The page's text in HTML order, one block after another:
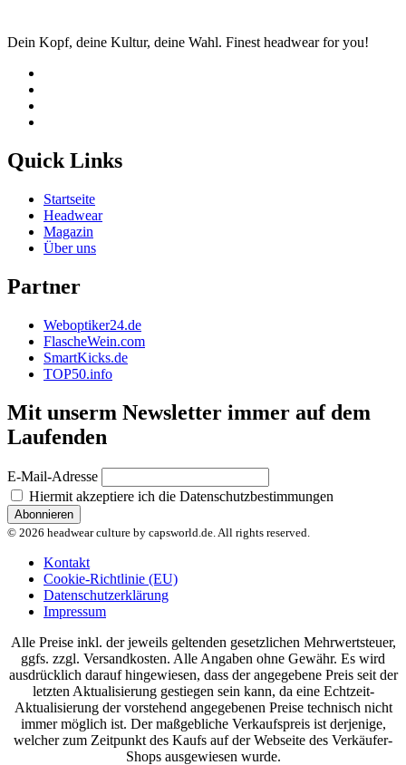
Dein Kopf, deine Kultur, deine Wahl. Finest headwear for you!
Quick Links
Startseite
Headwear
Magazin
Über uns
Partner
Weboptiker24.de
FlascheWein.com
SmartKicks.de
TOP50.info
Mit unserm Newsletter immer auf dem
Laufenden
E-Mail-Adresse
Hiermit akzeptiere ich die Datenschutzbestimmungen
© 2026 headwear culture by capsworld.de. All rights reserved.
Kontakt
Cookie-Richtlinie (EU)
Datenschutzerklärung
Impressum
Alle Preise inkl. der jeweils geltenden gesetzlichen Mehrwertsteuer,
ggfs. zzgl. Versandkosten. Alle Angaben ohne Gewähr. Es wird
ausdrücklich darauf hingewiesen, dass der angegebene Preis seit der
letzten Aktualisierung gestiegen sein kann, da eine Echtzeit-
Aktualisierung der vorstehend angegebenen Preise technisch nicht
immer möglich ist. Der maßgebliche Verkaufspreis ist derjenige,
welcher zum Zeitpunkt des Kaufs auf der Webseite des Verkäufer-
Shops ausgewiesen wurde.